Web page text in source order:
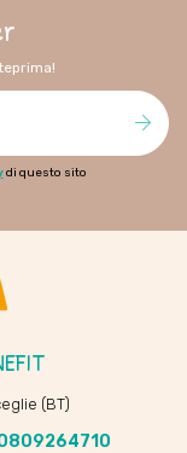
di questo sito
(BT)